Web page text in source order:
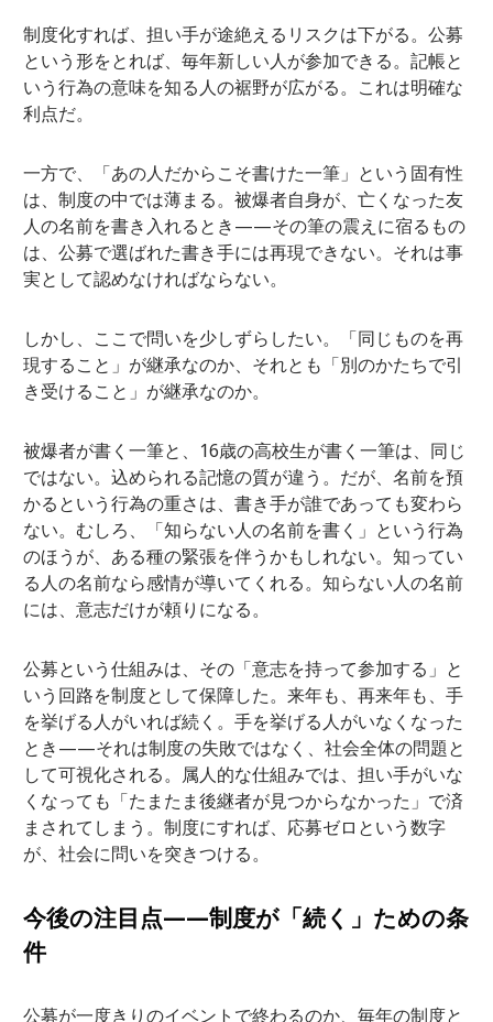
制度化すれば、担い手が途絶えるリスクは下がる。公募
という形をとれば、毎年新しい人が参加できる。記帳と
いう行為の意味を知る人の裾野が広がる。これは明確な
利点だ。
一方で、「あの人だからこそ書けた一筆」という固有性
は、制度の中では薄まる。被爆者自身が、亡くなった友
人の名前を書き入れるとき——その筆の震えに宿るもの
は、公募で選ばれた書き手には再現できない。それは事
実として認めなければならない。
しかし、ここで問いを少しずらしたい。「同じものを再
現すること」が継承なのか、それとも「別のかたちで引
き受けること」が継承なのか。
被爆者が書く一筆と、16歳の高校生が書く一筆は、同じ
ではない。込められる記憶の質が違う。だが、名前を預
かるという行為の重さは、書き手が誰であっても変わら
ない。むしろ、「知らない人の名前を書く」という行為
のほうが、ある種の緊張を伴うかもしれない。知ってい
る人の名前なら感情が導いてくれる。知らない人の名前
には、意志だけが頼りになる。
公募という仕組みは、その「意志を持って参加する」と
いう回路を制度として保障した。来年も、再来年も、手
を挙げる人がいれば続く。手を挙げる人がいなくなった
とき——それは制度の失敗ではなく、社会全体の問題と
して可視化される。属人的な仕組みでは、担い手がいな
くなっても「たまたま後継者が見つからなかった」で済
まされてしまう。制度にすれば、応募ゼロという数字
が、社会に問いを突きつける。
今後の注目点——制度が「続く」ための条
件
公募が一度きりのイベントで終わるのか、毎年の制度と